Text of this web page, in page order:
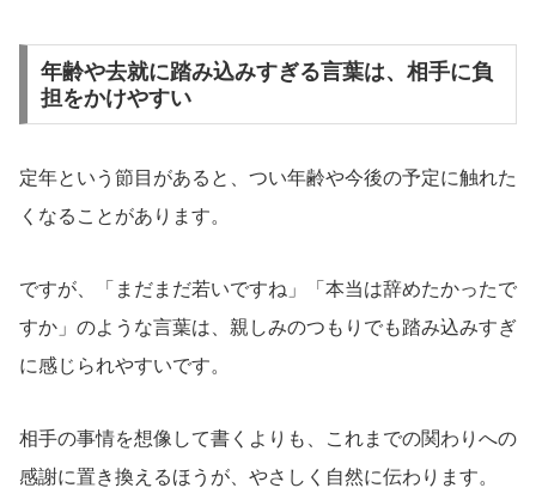
年齢や去就に踏み込みすぎる言葉は、相手に負
担をかけやすい
定年という節目があると、つい年齢や今後の予定に触れた
くなることがあります。
ですが、「まだまだ若いですね」「本当は辞めたかったで
すか」のような言葉は、親しみのつもりでも踏み込みすぎ
に感じられやすいです。
相手の事情を想像して書くよりも、これまでの関わりへの
感謝に置き換えるほうが、やさしく自然に伝わります。